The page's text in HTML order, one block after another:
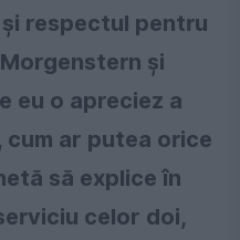
respectul pentru
şi
eu o apreciez a
cum ar putea orice
să explice în
celor doi,